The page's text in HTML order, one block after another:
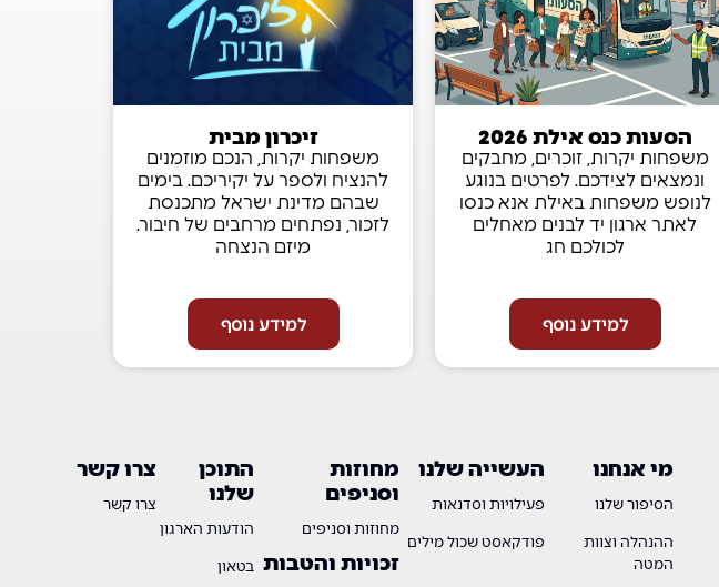
הסעות כנס אילת 2026
משפחות יקרות, זוכרים, מחבקים
ונמצאים לצידכם. לפרטים בנוגע
לנופש משפחות באילת אנא כנסו
לאתר ארגון יד לבנים מאחלים
לכולכם חג
למידע נוסף
זיכרון מבית
משפחות יקרות, הנכם מוזמנים
להנציח ולספר על יקיריכם. בימים
שבהם מדינת ישראל מתכנסת
לזכור, נפתחים מרחבים של חיבור.
מיזם הנצחה
למידע נוסף
צרו קשר
צרו קשר
התוכן
שלנו
הודעות הארגון
בטאון
מחוזות
וסניפים
מחוזות וסניפים
זכויות והטבות
העשייה שלנו
פעילויות וסדנאות
פודקאסט שכול מילים
מי אנחנו
הסיפור שלנו
ההנהלה וצוות
המטה